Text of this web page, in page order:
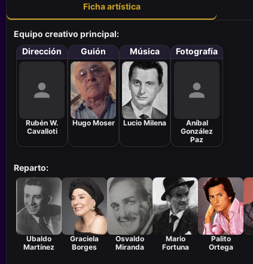
Ficha artística
Equipo creativo principal:
Dirección
Rubén W.
Cavalloti
Guión
Hugo Moser
Música
Lucio Milena
Fotografía
Aníbal
González
Paz
Reparto:
Ubaldo
Martínez
Graciela
Borges
Osvaldo
Miranda
Mario
Fortuna
Palito
Ortega